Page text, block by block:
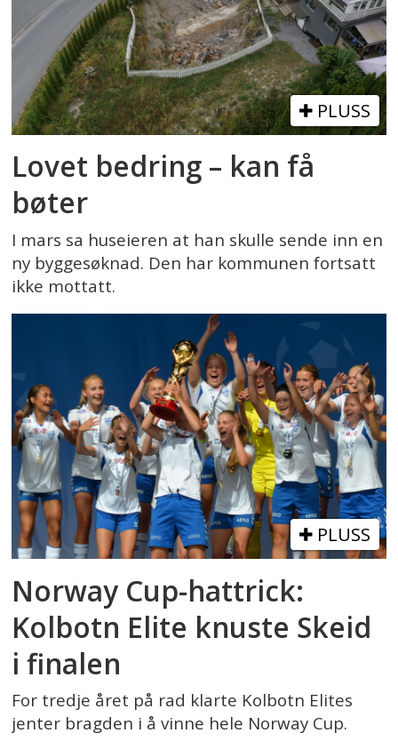
PLUSS
Lovet bedring – kan få
bøter
I mars sa huseieren at han skulle sende inn en
ny byggesøknad. Den har kommunen fortsatt
ikke mottatt.
PLUSS
Norway Cup-hattrick:
Kolbotn Elite knuste Skeid
i finalen
For tredje året på rad klarte Kolbotn Elites
jenter bragden i å vinne hele Norway Cup.